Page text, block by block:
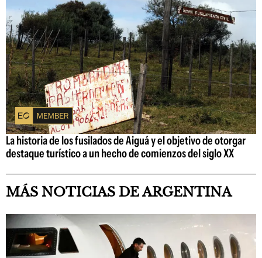
La historia de los fusilados de Aiguá y el objetivo de otorgar
destaque turístico a un hecho de comienzos del siglo XX
MÁS NOTICIAS DE ARGENTINA